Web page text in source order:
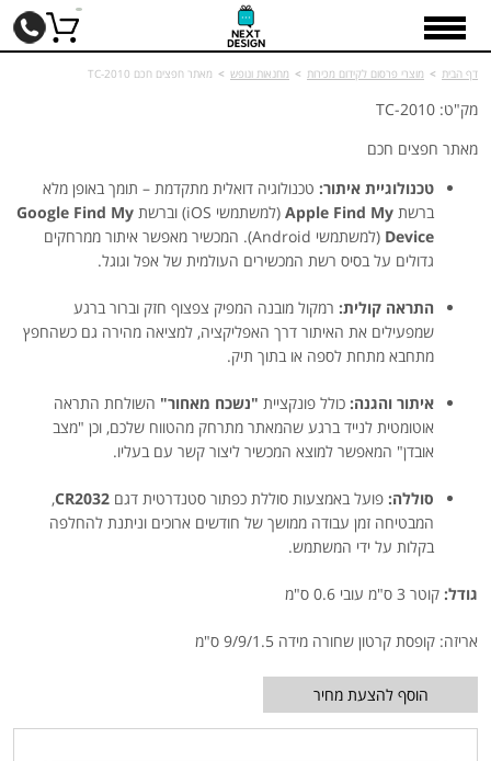
דף הבית > מוצרי פרסום לקידום מכירות > מחנאות ונופש > מאתר חפצים חכם TC-2010
מק"ט: TC-2010
מאתר חפצים חכם
טכנולוגיית איתור: טכנולוגיה דואלית מתקדמת – תומך באופן מלא
ברשת Apple Find My (למשתמשי iOS) וברשת
Google Find My
Device
(למשתמשי Android). המכשיר מאפשר איתור ממרחקים
גדולים על בסיס רשת המכשירים העולמית של אפל וגוגל.
התראה קולית: רמקול מובנה המפיק צפצוף חזק וברור ברגע
שמפעילים את האיתור דרך האפליקציה, למציאה מהירה גם כשהחפץ
מתחבא מתחת לספה או בתוך תיק.
איתור והגנה: כולל פונקציית "נשכח מאחור" השולחת התראה
אוטומטית לנייד ברגע שהמאתר מתרחק מהטווח שלכם, וכן "מצב
אובדן" המאפשר למוצא המכשיר ליצור קשר עם בעליו.
סוללה: פועל באמצעות סוללת כפתור סטנדרטית דגם CR2032
,
המבטיחה זמן עבודה ממושך של חודשים ארוכים וניתנת להחלפה
בקלות על ידי המשתמש.
גודל: קוטר 3 ס"מ עובי 0.6 ס"מ
אריזה: קופסת קרטון שחורה מידה 9/9/1.5 ס"מ
הוסף להצעת מחיר